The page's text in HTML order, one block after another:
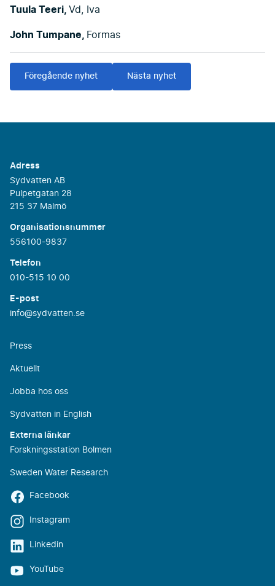
Tuula Teeri, Vd, Iva
John Tumpane, Formas
Föregående nyhet Nästa nyhet
Adress
Sydvatten AB
Pulpetgatan 28
215 37 Malmö
Organisationsnummer
556100-9837
Telefon
010-515 10 00
E-post
info@sydvatten.se
Press
Aktuellt
Jobba hos oss
Sydvatten in English
Externa länkar
Forskningsstation Bolmen
Sweden Water Research
Facebook
Instagram
Linkedin
YouTube